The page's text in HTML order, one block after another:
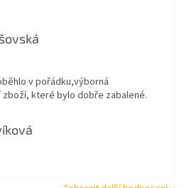
je 5 z 5 hvězdiček.
v pořádku,výborná
zboží, které bylo dobře zabalené.
je 5 z 5 hvězdiček.